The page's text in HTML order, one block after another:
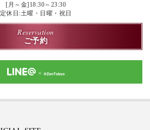
[月～金]18:30～23:30
定休日:土曜・日曜・祝日
Reservation
ご予約